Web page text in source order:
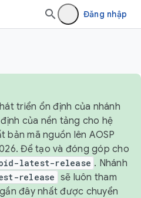
Đăng nhập
triển ổn định của nhánh
của nền tảng cho hệ
bản mã nguồn lên AOSP
Để tạo và đóng góp cho
latest-release . Nhánh
release sẽ luôn tham
đây nhất được chuyển